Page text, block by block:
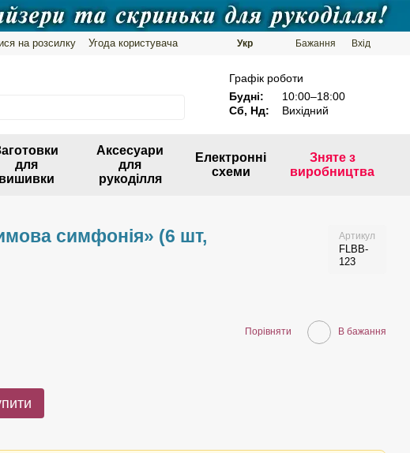
на розсилку
Угода користувача
Укр Бажання Вхід
Графік роботи
Будні:
10:00–18:00
Сб, Нд:
Вихідний
для
вишивки
Аксесуари
для
рукоділля
Електронні
схеми
Зняте з
виробництва
симфонія» (6 шт,
Артикул
FLBB-
123
Порівняти В бажання